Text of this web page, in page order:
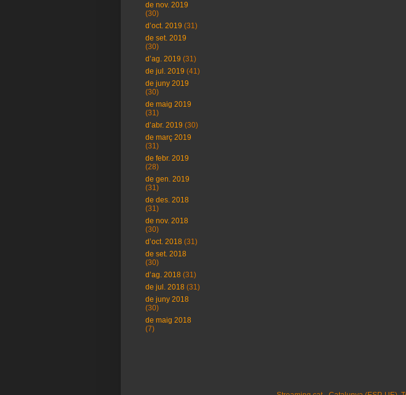
de nov. 2019
(30)
d’oct. 2019 (31)
de set. 2019
(30)
d’ag. 2019 (31)
de jul. 2019 (41)
de juny 2019
(30)
de maig 2019
(31)
d’abr. 2019 (30)
de març 2019
(31)
de febr. 2019
(28)
de gen. 2019
(31)
de des. 2018
(31)
de nov. 2018
(30)
d’oct. 2018 (31)
de set. 2018
(30)
d’ag. 2018 (31)
de jul. 2018 (31)
de juny 2018
(30)
de maig 2018
(7)